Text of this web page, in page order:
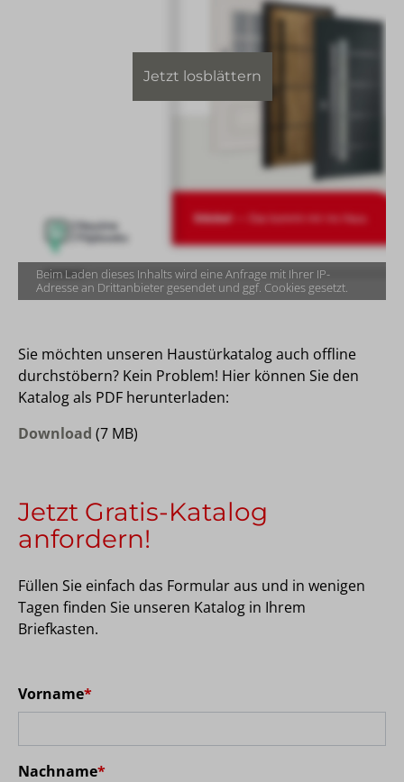
Jetzt losblättern
Beim Laden dieses Inhalts wird eine Anfrage mit Ihrer IP-
Adresse an Drittanbieter gesendet und ggf. Cookies gesetzt.
Sie möchten unseren Haustürkatalog auch offline
durchstöbern? Kein Problem! Hier können Sie den
Katalog als PDF herunterladen:
Download (7 MB)
Jetzt Gratis-Katalog
anfordern!
Füllen Sie einfach das Formular aus und in wenigen
Tagen finden Sie unseren Katalog in Ihrem
Briefkasten.
Vorname*
Nachname*